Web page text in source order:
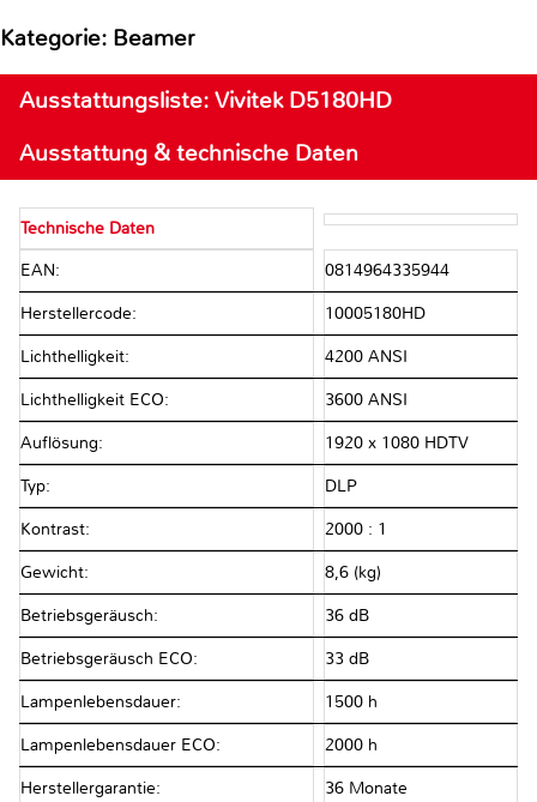
Kategorie: Beamer
Ausstattungsliste: Vivitek D5180HD
Ausstattung & technische Daten
Technische Daten
EAN: 0814964335944
Herstellercode: 10005180HD
Lichthelligkeit: 4200 ANSI
Lichthelligkeit ECO: 3600 ANSI
Auflösung: 1920 x 1080 HDTV
Typ: DLP
Kontrast: 2000 : 1
Gewicht: 8,6 (kg)
Betriebsgeräusch: 36 dB
Betriebsgeräusch ECO: 33 dB
Lampenlebensdauer: 1500 h
Lampenlebensdauer ECO: 2000 h
Herstellergarantie: 36 Monate